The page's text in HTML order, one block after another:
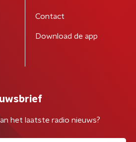
Contact
Download de app
het laatste radio nieuws?